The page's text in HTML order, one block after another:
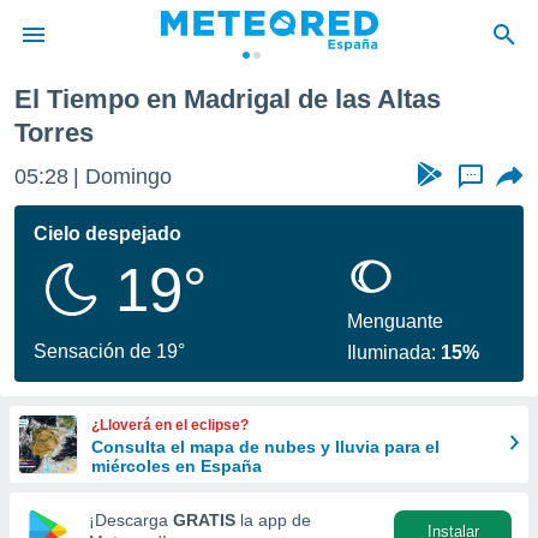
de
para
la
calidad.
a este
forma
digital
El Tiempo en Madrigal de las Altas
Torres
05:28 Domingo ...
Cielo despejado
19°
Sensación de 19°
Menguante
Iluminada: 15%
¿Lloverá en el eclipse?
Consulta el mapa de nubes y lluvia para el
miércoles en España
¡Descarga GRATIS la app de
Instalar